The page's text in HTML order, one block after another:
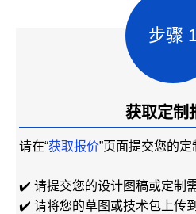
步骤
获取定制
请在“获取报价”页面提交您的定
✔️ 请提交您的设计图稿或定制需
✔️ 请将您的草图或技术包上传